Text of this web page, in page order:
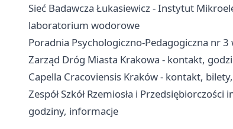
Sieć Badawcza Łukasiewicz - Instytut
laboratorium wodorowe
Poradnia Psychologiczno-Pedagogiczna nr
Zarząd Dróg Miasta Krakowa - kontakt,
Capella Cracoviensis Kraków - kontakt,
Zespół Szkół Rzemiosła i
godziny, informacje